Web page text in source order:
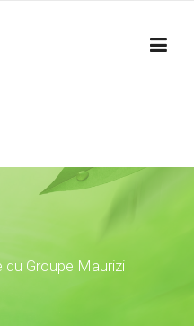
du Groupe Maurizi